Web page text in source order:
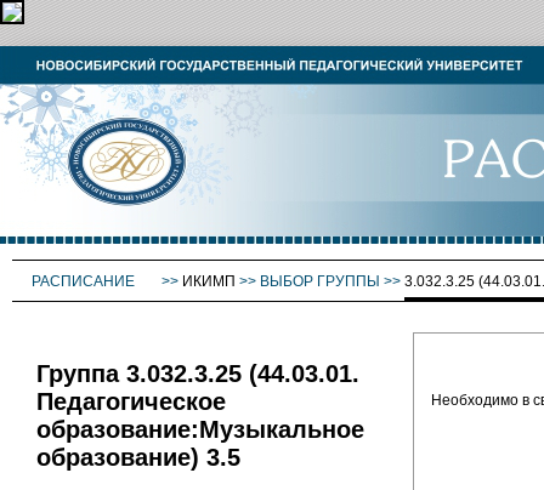
РАСПИСАНИЕ >> ИКИМП >> ВЫБОР ГРУППЫ >> 3.032.3.25
Группа 3.032.3.25 (44.03.01.
Педагогическое
образование:Музыкальное
образование) 3.5
Необходимо в